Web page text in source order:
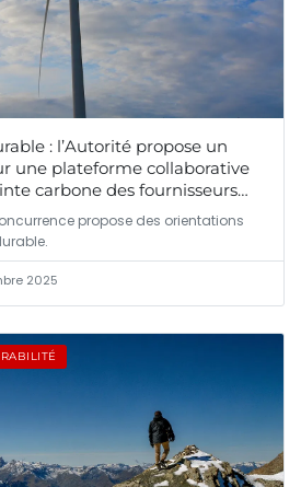
: l’Autorité propose un
une plateforme collaborative
carbone des fournisseurs
propose des orientations
2025